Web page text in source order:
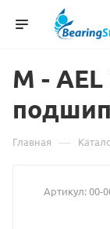
M - AEL
Главная —
Артикул:00-